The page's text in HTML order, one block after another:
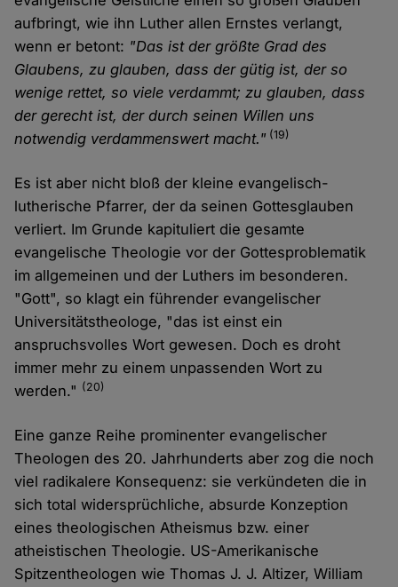
aufbringt, wie ihn Luther allen Ernstes verlangt,
wenn er betont: "Das ist der größte Grad des
Glaubens, zu glauben, dass der gütig ist, der so
wenige rettet, so viele verdammt; zu glauben, dass
der gerecht ist, der durch seinen Willen uns
notwendig verdammenswert macht." (19)
Es ist aber nicht bloß der kleine evangelisch-
lutherische Pfarrer, der da seinen Gottesglauben
verliert. Im Grunde kapituliert die gesamte
evangelische Theologie vor der Gottesproblematik
im allgemeinen und der Luthers im besonderen.
"Gott", so klagt ein führender evangelischer
Universitätstheologe, "das ist einst ein
anspruchsvolles Wort gewesen. Doch es droht
immer mehr zu einem unpassenden Wort zu
werden." (20)
Eine ganze Reihe prominenter evangelischer
Theologen des 20. Jahrhunderts aber zog die noch
viel radikalere Konsequenz: sie verkündeten die in
sich total widersprüchliche, absurde Konzeption
eines theologischen Atheismus bzw. einer
atheistischen Theologie. US-Amerikanische
Spitzentheologen wie Thomas J. J. Altizer, William